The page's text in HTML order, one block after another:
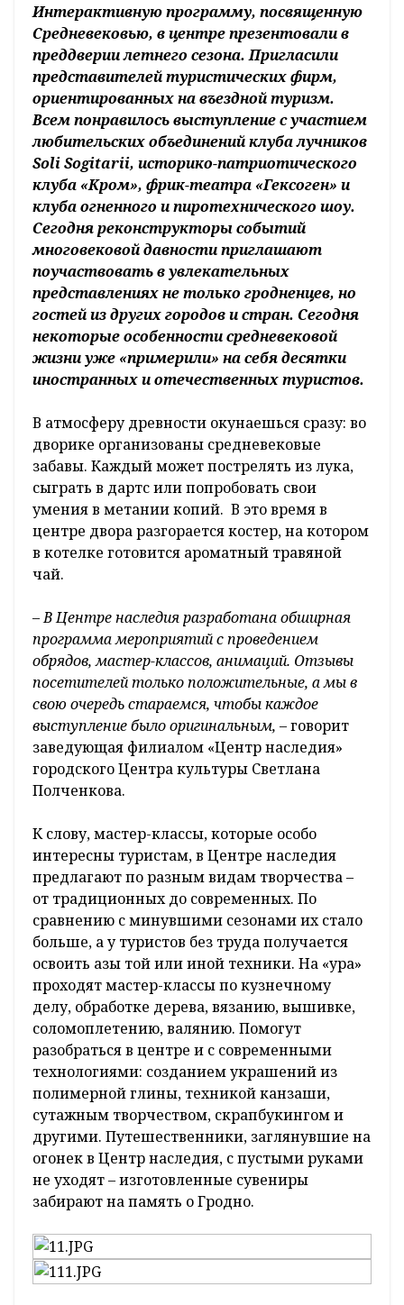
Интерактивную программу, посвященную
Средневековью, в центре презентовали в
преддверии летнего сезона. Пригласили
представителей туристических фирм,
ориентированных на въездной туризм.
Всем понравилось выступление с участием
любительских объединений клуба лучников
Soli Sogitarii, историко-патриотического
клуба «Кром», фрик-театра «Гексоген» и
клуба огненного и пиротехнического шоу.
Сегодня реконструкторы событий
многовековой давности приглашают
поучаствовать в увлекательных
представлениях не только гродненцев, но
гостей из других городов и стран. Сегодня
некоторые особенности средневековой
жизни уже «примерили» на себя десятки
иностранных и отечественных туристов.
В атмосферу древности окунаешься сразу: во
дворике организованы средневековые
забавы. Каждый может пострелять из лука,
сыграть в дартс или попробовать свои
умения в метании копий. В это время в
центре двора разгорается костер, на котором
в котелке готовится ароматный травяной
чай.
–В Центре наследия разработана обширная
программа мероприятий с проведением
обрядов, мастер-классов, анимаций. Отзывы
посетителей только положительные, а мы в
свою очередь стараемся, чтобы каждое
выступление было оригинальным, – говорит
заведующая филиалом «Центр наследия»
городского Центра культуры Светлана
Полченкова.
К слову, мастер-классы, которые особо
интересны туристам, в Центре наследия
предлагают по разным видам творчества –
от традиционных до современных. По
сравнению с минувшими сезонами их стало
больше, а у туристов без труда получается
освоить азы той или иной техники. На «ура»
проходят мастер-классы по кузнечному
делу, обработке дерева, вязанию, вышивке,
соломоплетению, валянию. Помогут
разобраться в центре и с современными
технологиями: созданием украшений из
полимерной глины, техникой канзаши,
сутажным творчеством, скрапбукингом и
другими. Путешественники, заглянувшие на
огонек в Центр наследия, с пустыми руками
не уходят – изготовленные сувениры
забирают на память о Гродно.